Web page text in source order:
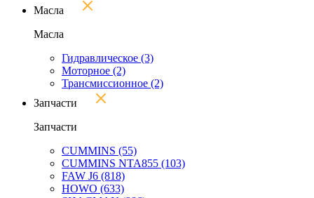
Масла
Масла
Гидравлическое (3)
Моторное (2)
Трансмиссионное (2)
Запчасти
Запчасти
CUMMINS (55)
CUMMINS NTA855 (103)
FAW J6 (818)
HOWO (633)